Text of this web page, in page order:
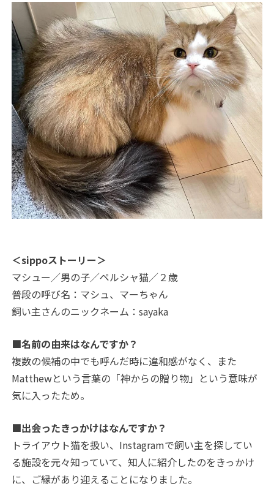
＜sippoストーリー＞
マシュー／男の子／ペルシャ猫／２歳
普段の呼び名：マシュ、マーちゃん
飼い主さんのニックネーム：sayaka
■名前の由来はなんですか？
複数の候補の中でも呼んだ時に違和感がなく、また
Matthewという言葉の「神からの贈り物」という意味が
気に入ったため。
■出会ったきっかけはなんですか？
トライアウト猫を扱い、Instagramで飼い主を探してい
る施設を元々知っていて、知人に紹介したのをきっかけ
に、ご縁があり迎えることになりました。